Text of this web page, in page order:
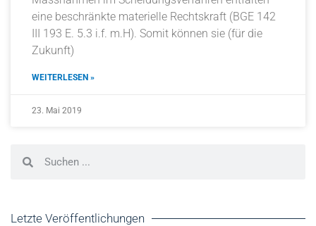
eine beschränkte materielle Rechtskraft (BGE 142
III 193 E. 5.3 i.f. m.H). Somit können sie (für die
Zukunft)
WEITERLESEN »
23. Mai 2019
Letzte Veröffentlichungen